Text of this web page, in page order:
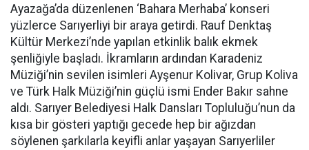
Ayazağa’da düzenlenen ‘Bahara Merhaba’ konseri
yüzlerce Sarıyerliyi bir araya getirdi. Rauf Denktaş
Kültür Merkezi’nde yapılan etkinlik balık ekmek
şenliğiyle başladı. İkramların ardından Karadeniz
Müziği’nin sevilen isimleri Ayşenur Kolivar, Grup Koliva
ve Türk Halk Müziği’nin güçlü ismi Ender Bakır sahne
aldı. Sarıyer Belediyesi Halk Dansları Topluluğu’nun da
kısa bir gösteri yaptığı gecede hep bir ağızdan
söylenen şarkılarla keyifli anlar yaşayan Sarıyerliler